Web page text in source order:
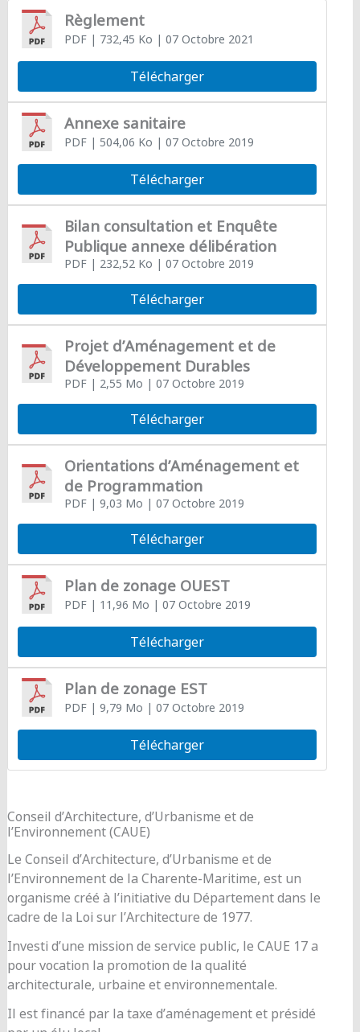
Règlement
PDF| 732,45 Ko | 07 Octobre 2021
Télécharger
Annexe sanitaire
PDF| 504,06 Ko | 07 Octobre 2019
Télécharger
Bilan consultation et Enquête
Publique annexe délibération
PDF| 232,52 Ko | 07 Octobre 2019
Télécharger
Projet d’Aménagement et de
Développement Durables
PDF| 2,55 Mo | 07 Octobre 2019
Télécharger
Orientations d’Aménagement et
de Programmation
PDF| 9,03 Mo | 07 Octobre 2019
Télécharger
Plan de zonage OUEST
PDF| 11,96 Mo | 07 Octobre 2019
Télécharger
Plan de zonage EST
PDF| 9,79 Mo | 07 Octobre 2019
Télécharger
Conseil d’Architecture, d’Urbanisme et de
l’Environnement (CAUE)
Le Conseil d’Architecture, d’Urbanisme et de
l’Environnement de la Charente-Maritime, est un
organisme créé à l’initiative du Département dans le
cadre de la Loi sur l’Architecture de 1977.
Investi d’une mission de service public, le CAUE 17 a
pour vocation la promotion de la qualité
architecturale, urbaine et environnementale.
Il est financé par la taxe d’aménagement et présidé